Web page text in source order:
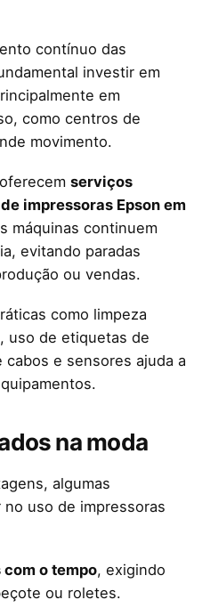
contínuo das
investir em
em
como centros de
movimento.
serviços
impressoras Epson em
máquinas continuem
evitando paradas
ou vendas.
como limpeza
uso de etiquetas de
e sensores ajuda a
na moda
algumas
uso de impressoras
o tempo, exigindo
ou roletes.